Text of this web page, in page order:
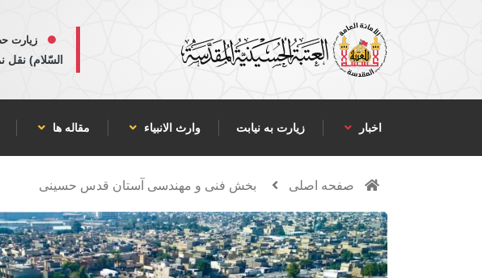
زیارت
السّلام)
اخبار زیارت به نیابت وارث الانبياء مقاله ها
صفحه اصلی بخش فنی و مهندسی آستان قدس حسینی